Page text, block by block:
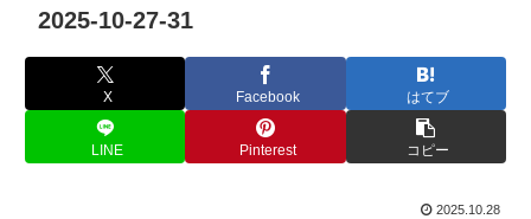
2025-10-27-31
X Facebook はてブ
LINE Pinterest コピー
2025.10.28